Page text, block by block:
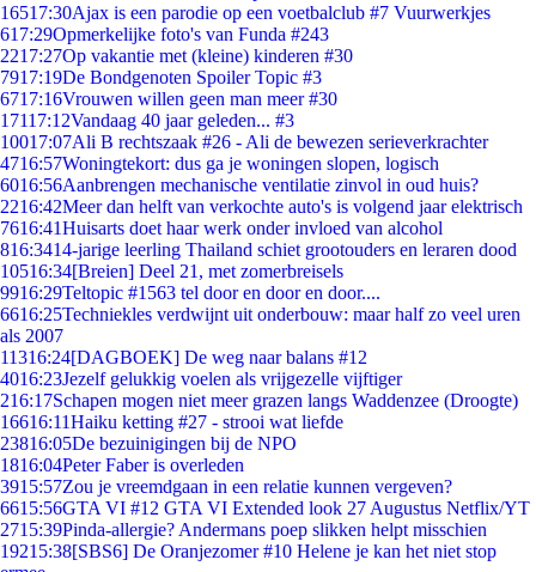
16517:30Ajax is een parodie op een voetbalclub #7 Vuurwerkjes
617:29Opmerkelijke foto's van Funda #243
2217:27Op vakantie met (kleine) kinderen #30
7917:19De Bondgenoten Spoiler Topic #3
6717:16Vrouwen willen geen man meer #30
17117:12Vandaag 40 jaar geleden... #3
10017:07Ali B rechtszaak #26 - Ali de bewezen serieverkrachter
4716:57Woningtekort: dus ga je woningen slopen, logisch
6016:56Aanbrengen mechanische ventilatie zinvol in oud huis?
2216:42Meer dan helft van verkochte auto's is volgend jaar elektrisch
7616:41Huisarts doet haar werk onder invloed van alcohol
816:3414-jarige leerling Thailand schiet grootouders en leraren dood
10516:34[Breien] Deel 21, met zomerbreisels
9916:29Teltopic #1563 tel door en door en door....
6616:25Techniekles verdwijnt uit onderbouw: maar half zo veel uren
als 2007
11316:24[DAGBOEK] De weg naar balans #12
4016:23Jezelf gelukkig voelen als vrijgezelle vijftiger
216:17Schapen mogen niet meer grazen langs Waddenzee (Droogte)
16616:11Haiku ketting #27 - strooi wat liefde
23816:05De bezuinigingen bij de NPO
1816:04Peter Faber is overleden
3915:57Zou je vreemdgaan in een relatie kunnen vergeven?
6615:56GTA VI #12 GTA VI Extended look 27 Augustus Netflix/YT
2715:39Pinda-allergie? Andermans poep slikken helpt misschien
19215:38[SBS6] De Oranjezomer #10 Helene je kan het niet stop